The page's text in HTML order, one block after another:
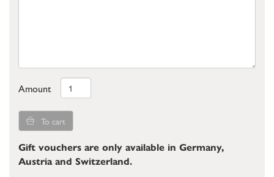
Amount
To cart
Gift vouchers are only available in Germany,
Austria and Switzerland.